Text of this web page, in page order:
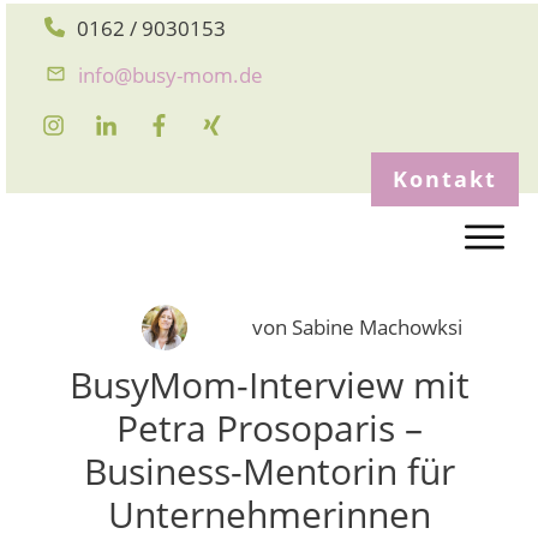
0162 / 9030153
info@busy-mom.de
Kontakt
von Sabine Machowksi
BusyMom-Interview mit
Petra Prosoparis –
Business-Mentorin für
Unternehmerinnen